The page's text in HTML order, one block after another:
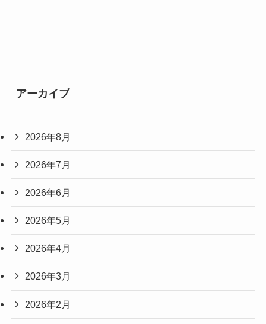
アーカイブ
2026年8月
2026年7月
2026年6月
2026年5月
2026年4月
2026年3月
2026年2月